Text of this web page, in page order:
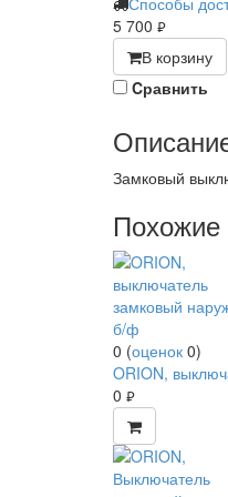
5 700 руб.
В корзину
Cравнить
Замковый
0 (оценок 0)
ORION,
0 руб.